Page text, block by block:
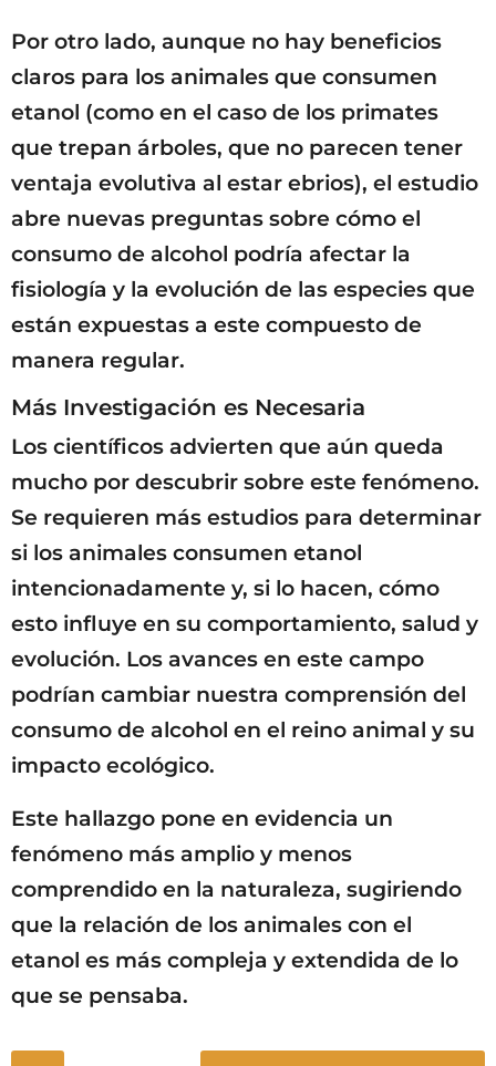
Por otro lado, aunque no hay beneficios
claros para los animales que consumen
etanol (como en el caso de los primates
que trepan árboles, que no parecen tener
ventaja evolutiva al estar ebrios), el estudio
abre nuevas preguntas sobre cómo el
consumo de alcohol podría afectar la
fisiología y la evolución de las especies que
están expuestas a este compuesto de
manera regular.
Más Investigación es Necesaria
Los científicos advierten que aún queda
mucho por descubrir sobre este fenómeno.
Se requieren más estudios para determinar
si los animales consumen etanol
intencionadamente y, si lo hacen, cómo
esto influye en su comportamiento, salud y
evolución. Los avances en este campo
podrían cambiar nuestra comprensión del
consumo de alcohol en el reino animal y su
impacto ecológico.
Este hallazgo pone en evidencia un
fenómeno más amplio y menos
comprendido en la naturaleza, sugiriendo
que la relación de los animales con el
etanol es más compleja y extendida de lo
que se pensaba.